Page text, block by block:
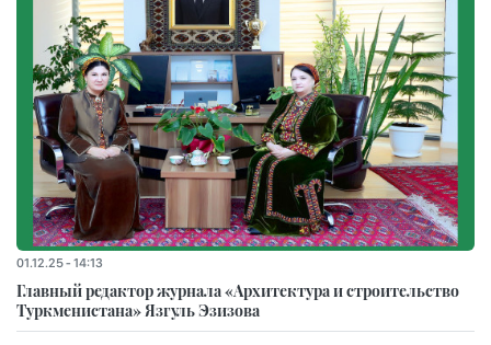
01.12.25 - 14:13
Главный редактор журнала «Архитектура и строительство
Туркменистана» Язгуль Эзизова